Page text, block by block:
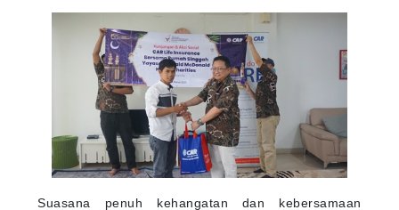
Suasana penuh kehangatan dan kebersamaan